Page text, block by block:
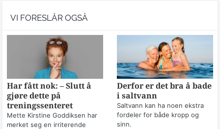
VI FORESLÅR OGSÅ
Har fått nok: – Slutt å
gjøre dette på
treningssenteret
Mette Kirstine Goddiksen har
merket seg en irriterende
Derfor er det bra å bade
i saltvann
Saltvann kan ha noen ekstra
fordeler for både kropp og
sinn.